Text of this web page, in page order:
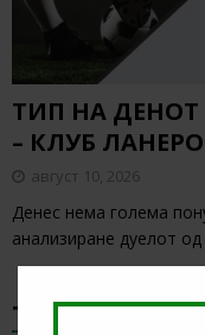
ТИП НА ДЕНОТ
– КЛУБ
август 10, 2026
Денес нема голема
анализиране дуелот
ТИКЕТ НА